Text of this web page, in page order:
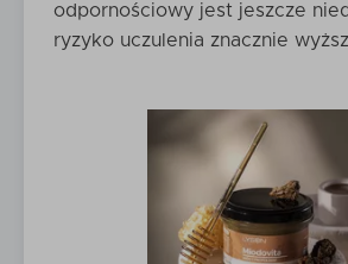
odpornościowy jest jeszcze
ryzyko uczulenia znacznie